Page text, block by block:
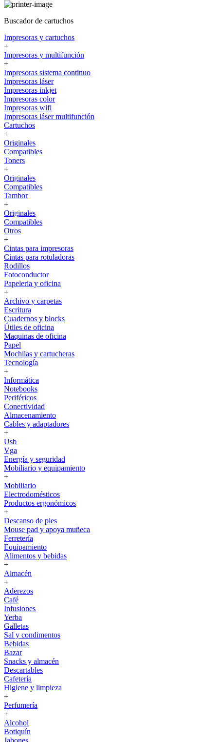
Buscador de cartuchos
Impresoras y cartuchos
+
Impresoras y multifunción
+
Impresoras sistema continuo
Impresoras láser
Impresoras inkjet
Impresoras color
Impresoras wifi
Impresoras láser multifunción
Cartuchos
+
Originales
Compatibles
Toners
+
Originales
Compatibles
Tambor
+
Originales
Compatibles
Otros
+
Cintas para impresoras
Cintas para rotuladoras
Rodillos
Fotoconductor
Papeleria y oficina
+
Archivo y carpetas
Escritura
Cuadernos y blocks
Útiles de oficina
Maquinas de oficina
Papel
Mochilas y cartucheras
Tecnología
+
Informática
Notebooks
Periféricos
Conectividad
Almacenamiento
Cables y adaptadores
+
Usb
Vga
Energía y seguridad
Mobiliario y equipamiento
+
Mobiliario
Electrodomésticos
Productos ergonómicos
+
Descanso de pies
Mouse pad y apoya muñeca
Ferretería
Equipamiento
Alimentos y bebidas
+
Almacén
+
Aderezos
Café
Infusiones
Yerba
Galletas
Sal y condimentos
Bebidas
Bazar
Snacks y almacén
Descartables
Cafetería
Higiene y limpieza
+
Perfumería
+
Alcohol
Botiquín
Jabones